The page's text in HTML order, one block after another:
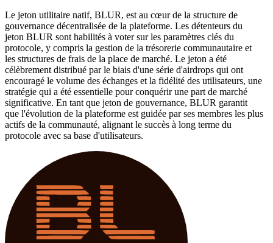
Le jeton utilitaire natif, BLUR, est au cœur de la structure de
gouvernance décentralisée de la plateforme. Les détenteurs du
jeton BLUR sont habilités à voter sur les paramètres clés du
protocole, y compris la gestion de la trésorerie communautaire et
les structures de frais de la place de marché. Le jeton a été
célèbrement distribué par le biais d'une série d'airdrops qui ont
encouragé le volume des échanges et la fidélité des utilisateurs, une
stratégie qui a été essentielle pour conquérir une part de marché
significative. En tant que jeton de gouvernance, BLUR garantit
que l'évolution de la plateforme est guidée par ses membres les plus
actifs de la communauté, alignant le succès à long terme du
protocole avec sa base d'utilisateurs.